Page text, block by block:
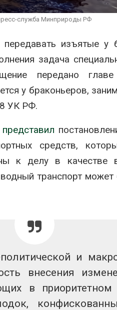
служба Минприроды РФ
изъятые у
задача
передано
у браконьеров,
УК РФ.
представил
средств,
к делу в качестве
транспорт
и
внесения
в
объектов и уборку
площадок
Панамский канал вновь
судов из-за дефицита